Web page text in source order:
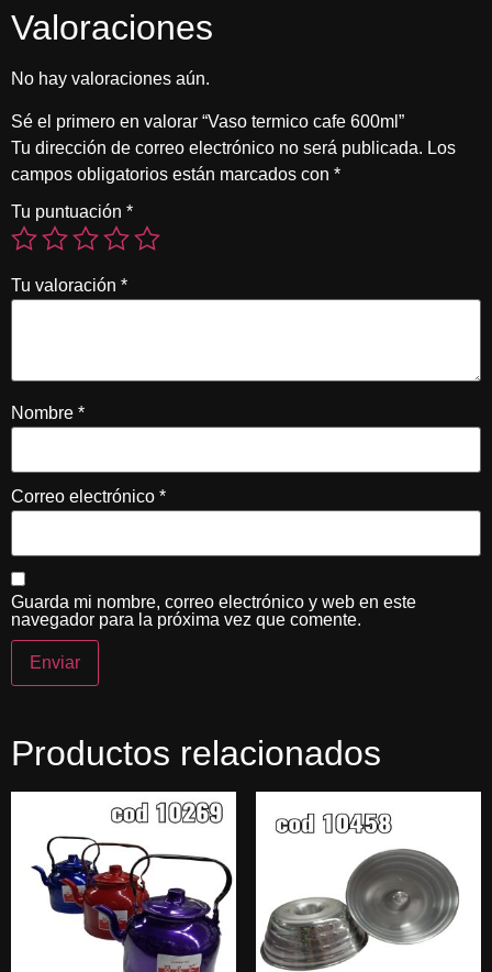
Valoraciones
No hay valoraciones aún.
Sé el primero en valorar “Vaso termico cafe 600ml”
Tu dirección de correo electrónico no será publicada. Los
campos obligatorios están marcados con *
Tu puntuación *
Tu valoración *
Nombre *
Correo electrónico *
Guarda mi nombre, correo electrónico y web en este
navegador para la próxima vez que comente.
Productos relacionados